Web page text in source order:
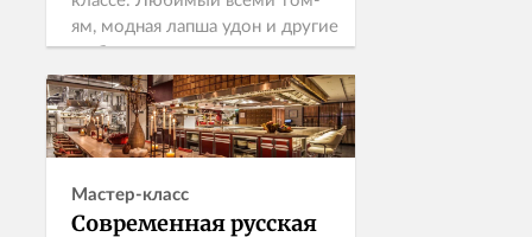
ям, модная лапша удон и другие
любимые москвичами
азиатские блюда!
Узнать больше →
Записаться
Мастер-класс
Современная русская